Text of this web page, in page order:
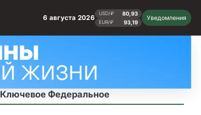
6 августа 2026
USD/₽ 80,93
EUR/₽ 93,19
Уведомления
Ключевое Федеральное